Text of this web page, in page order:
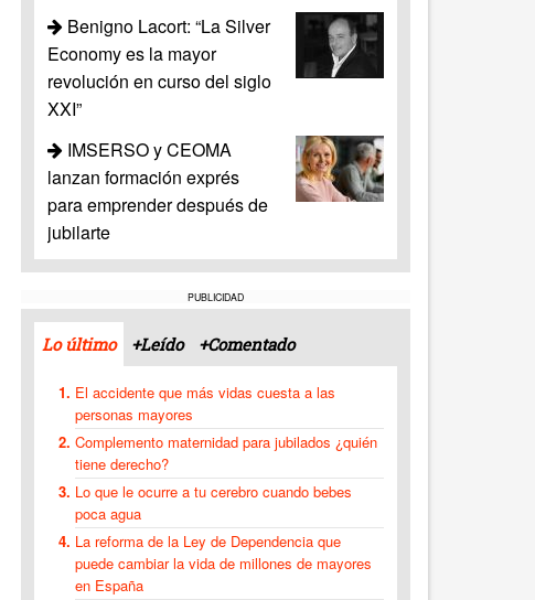
Benigno Lacort: “La Silver
Economy es la mayor
revolución en curso del siglo
XXI”
IMSERSO y CEOMA
lanzan formación exprés
para emprender después de
jubilarte
PUBLICIDAD
Lo último +Leído +Comentado
El accidente que más vidas cuesta a las
personas mayores
Complemento maternidad para jubilados ¿quién
tiene derecho?
Lo que le ocurre a tu cerebro cuando bebes
poca agua
La reforma de la Ley de Dependencia que
puede cambiar la vida de millones de mayores
en España